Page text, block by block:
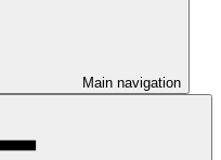
Main navigation